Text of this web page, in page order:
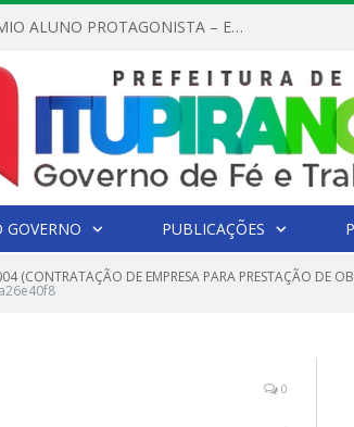
REGULAMENTO OFICIAL DO PRÊMIO ALUNO PROTAGONISTA – EDIÇÃO 2026
GOVERNO PUBLICAÇÕES
(CONTRATAÇÃO DE EMPRESA PARA PRESTAÇÃO DE
0